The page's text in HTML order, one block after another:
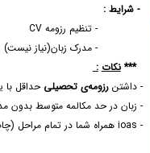
- شرایط :
- تنظیم رزومه CV
- مدرک زبان(نیاز نیست)
***نکات :
- داشتن رزومه‌ی تحصیلی حداقل با
- زبان در حد مکالمه متوسط بدون
- ioas همراه شما در تمام مراحل (چاپ مقاله در کنفرانس و ژورنال)-(تنظیم cv و ترجمه در صورت نیاز)